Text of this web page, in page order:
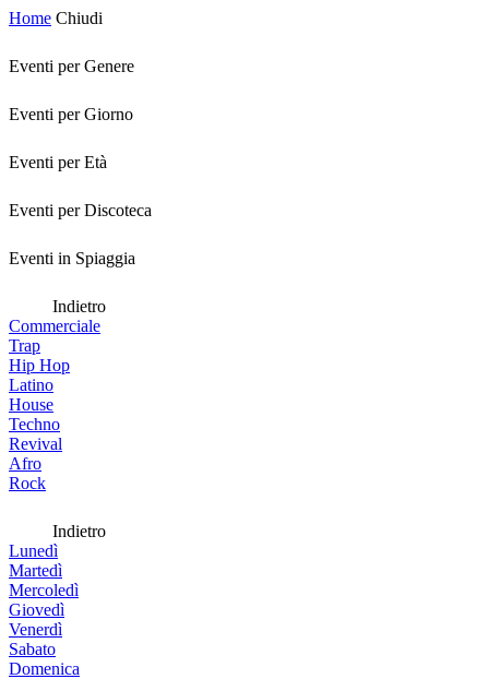
Home Chiudi
Eventi per Genere
Eventi per Giorno
Eventi per Età
Eventi per Discoteca
Eventi in Spiaggia
Indietro
Commerciale
Trap
Hip Hop
Latino
House
Techno
Revival
Afro
Rock
Indietro
Lunedì
Martedì
Mercoledì
Giovedì
Venerdì
Sabato
Domenica